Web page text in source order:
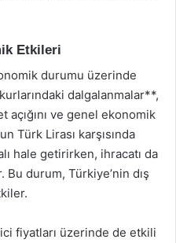
Etkileri
durumu üzerinde
dalgalanmalar**,
açığını ve genel ekonomik
Türk Lirası karşısında
hale getirirken, ihracatı da
durum, Türkiye’nin dış
fiyatları üzerinde de etkili